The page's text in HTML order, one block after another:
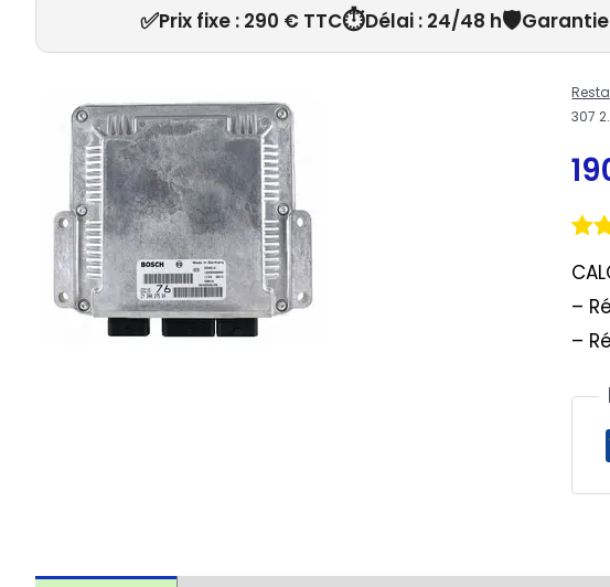
✅Prix fixe : 290 € TTC⏱️Délai : 24/48 h🛡️Garantie
307
–
–